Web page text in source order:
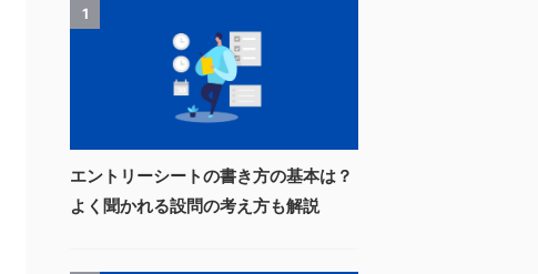
1
エントリーシートの書き方の基本は？
よく聞かれる設問の考え方も解説